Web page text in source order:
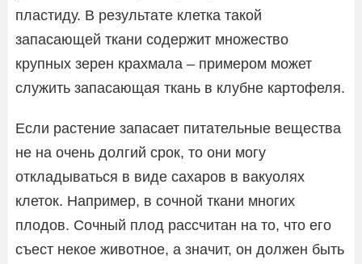
пластиду. В результате клетка такой
запасающей ткани содержит множество
крупных зерен крахмала – примером может
служить запасающая ткань в клубне картофеля.
Если растение запасает питательные вещества
не на очень долгий срок, то они могу
откладываться в виде сахаров в вакуолях
клеток. Например, в сочной ткани многих
плодов. Сочный плод рассчитан на то, что его
съест некое животное, а значит, он должен быть